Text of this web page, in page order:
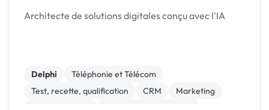
Architecte de solutions digitales conçu avec l'IA
Delphi
Téléphonie et Télécom
Test, recette, qualification
CRM
Marketing